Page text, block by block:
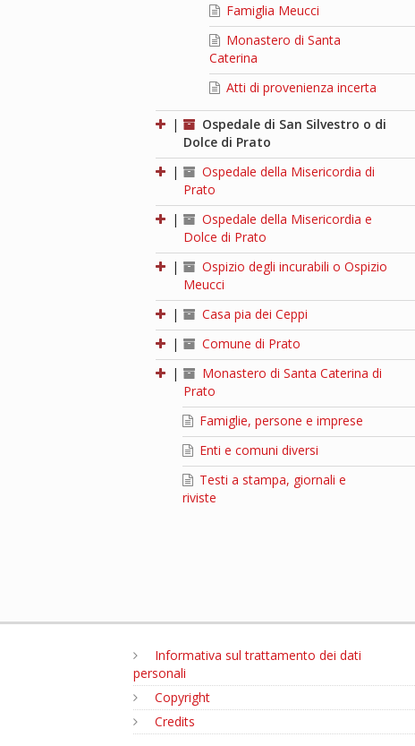
Famiglia Meucci
Monastero di Santa
Caterina
Atti di provenienza incerta
|
Ospedale di San Silvestro o di
Dolce di Prato
|
Ospedale della Misericordia di
Prato
|
Ospedale della Misericordia e
Dolce di Prato
|
Ospizio degli incurabili o Ospizio
Meucci
|
Casa pia dei Ceppi
|
Comune di Prato
|
Monastero di Santa Caterina di
Prato
Famiglie, persone e imprese
Enti e comuni diversi
Testi a stampa, giornali e
riviste
Informativa sul trattamento dei dati
personali
Copyright
Credits